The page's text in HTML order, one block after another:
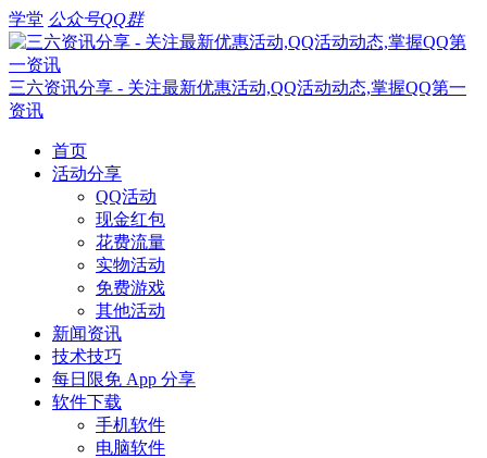
学堂 公众号QQ群
三六资讯分享 - 关注最新优惠活动,QQ活动动态,掌握QQ第一
资讯
首页
活动分享
QQ活动
现金红包
花费流量
实物活动
免费游戏
其他活动
新闻资讯
技术技巧
每日限免 App 分享
软件下载
手机软件
电脑软件